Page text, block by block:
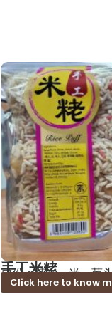
手工米粩
成份：糯米、米、芋
Click here to know